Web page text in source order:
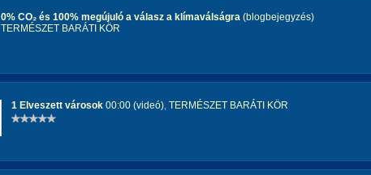
0% CO₂ és 100% megújuló a válasz a klímaválságra (blogbejegyzés)
TERMÉSZET BARÁTI KÖR
1 Elveszett városok 00:00 (videó), TERMÉSZET BARÁTI KÖR